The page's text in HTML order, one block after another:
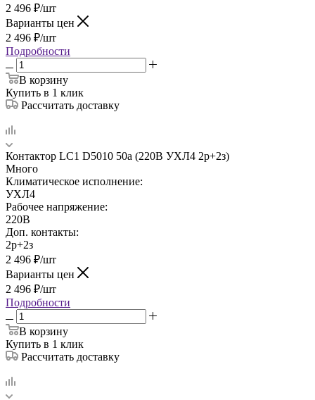
2 496 ₽/шт
Варианты цен
2 496 ₽/шт
Подробности
В корзину
Купить в 1 клик
Рассчитать доставку
Контактор LC1 D5010 50а (220В УХЛ4 2р+2з)
Много
Климатическое исполнение:
УХЛ4
Рабочее напряжение:
220В
Доп. контакты:
2р+2з
2 496 ₽/шт
Варианты цен
2 496 ₽/шт
Подробности
В корзину
Купить в 1 клик
Рассчитать доставку